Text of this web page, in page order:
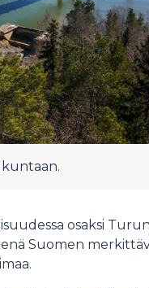
osaksi
Suomen